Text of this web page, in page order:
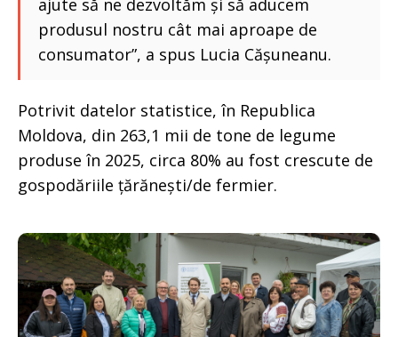
ajute să ne dezvoltăm și să aducem
produsul nostru cât mai aproape de
consumator”, a spus Lucia Cășuneanu.
Potrivit datelor statistice, în Republica
Moldova, din 263,1 mii de tone de legume
produse în 2025, circa 80% au fost crescute de
gospodăriile țărănești/de fermier.